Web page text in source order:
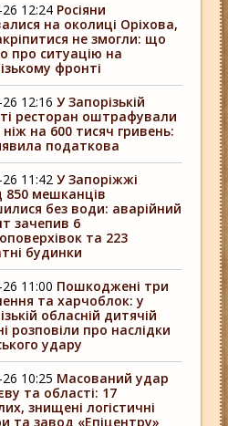
12:24 Росіяни
на околиці Оріхова,
не змогли: що
про ситуацію на
фронті
12:16 У Запорізькій
ресторан оштрафували
на 600 тисяч гривень:
податкова
11:42 У Запоріжжі
850 мешканців
без води: аварійний
зачепив 6
та 223
будинки
11:00 Пошкоджені три
та харчоблок: у
обласній дитячій
розповіли про наслідки
удару
10:25 Масований удар
та області: 17
знищені логістичні
та завод «Епіцентру»